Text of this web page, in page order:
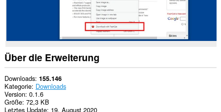
Opera.
This
extension
can
create
rich
notifications
and
Über die Erweiterung
Downloads 155.146
Kategorie Downloads
Version 0.1.6
Größe 72,3 KB
Letztes Update 19. August 2020